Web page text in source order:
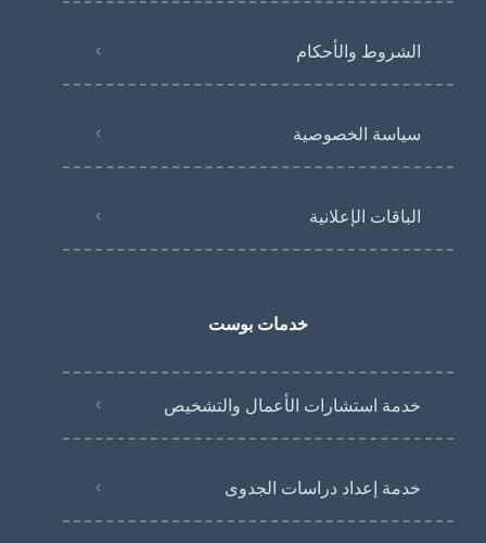
الشروط والأحكام
سياسة الخصوصية
الباقات الإعلانية
خدمات بوست
خدمة استشارات الأعمال والتشخيص
خدمة إعداد دراسات الجدوى